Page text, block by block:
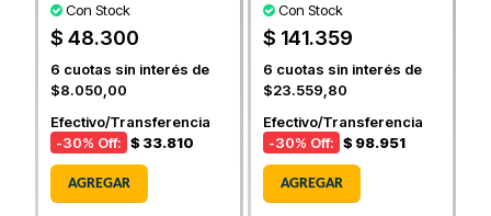
Con Stock
$ 48.300
6 cuotas sin interés de
$8.050,00
Efectivo/Transferencia
-30% Off: $ 33.810
AGREGAR
Con Stock
$ 141.359
6 cuotas sin interés de
$23.559,80
Efectivo/Transferencia
-30% Off: $ 98.951
AGREGAR